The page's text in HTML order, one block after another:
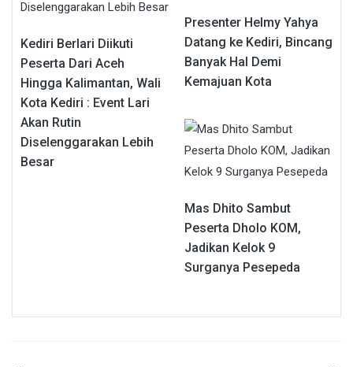
Kediri Berlari Diikuti
Peserta Dari Aceh
Hingga Kalimantan, Wali
Kota Kediri : Event Lari
Akan Rutin
Diselenggarakan Lebih
Besar
Presenter Helmy Yahya
Datang ke Kediri, Bincang
Banyak Hal Demi
Kemajuan Kota
Mas Dhito Sambut
Peserta Dholo KOM,
Jadikan Kelok 9
Surganya Pesepeda